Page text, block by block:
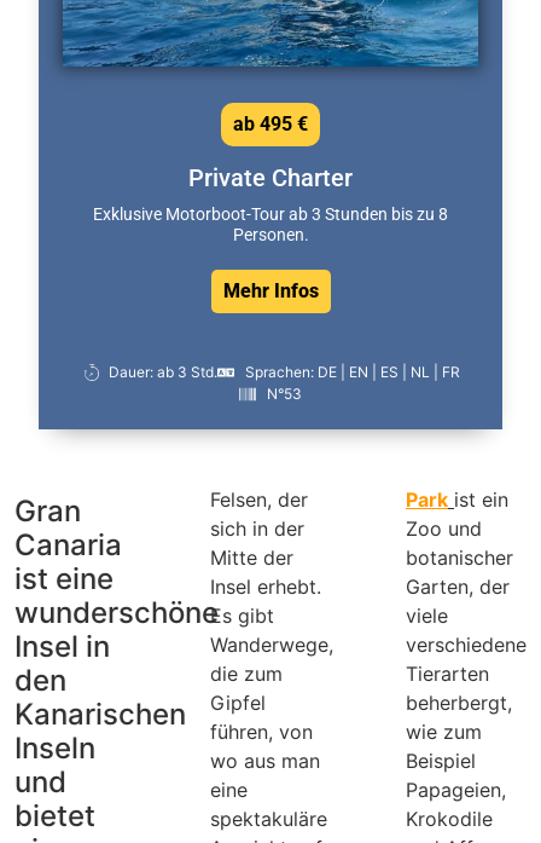
Private Charter
Exklusive Motorboot-Tour ab 3 Stunden bis zu 8
Personen.
Mehr Infos
ab 495 €
Dauer: ab 3 Std.
Sprachen: DE | EN | ES | NL | FR
N°53
Gran
Canaria
ist eine
wunderschöne
Insel in
den
Kanarischen
Inseln
und
bietet
Felsen, der
sich in der
Mitte der
Insel erhebt.
Es gibt
Wanderwege,
die zum
Gipfel
führen, von
wo aus man
eine
spektakuläre
Park ist ein
Zoo und
botanischer
Garten, der
viele
verschiedene
Tierarten
beherbergt,
wie zum
Beispiel
Papageien,
Krokodile